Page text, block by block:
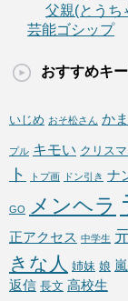
父親(とうち
芸能ゴシップ
おすすめキ
いじめ おそ松さん か
プル キモい クリスマ
ト
トプ画 ドン引き ナ
GO メンヘラ
正アクセス 中学生
きな人 姉妹 娘 嵐
返信 長文 高校生